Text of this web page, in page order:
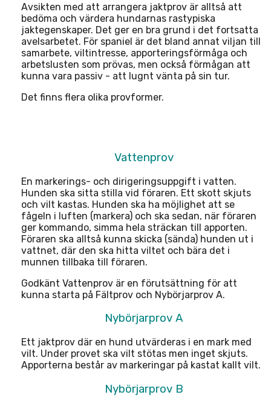
Avsikten med att arrangera jaktprov är alltså att
bedöma och värdera hundarnas rastypiska
jaktegenskaper. Det ger en bra grund i det fortsatta
avelsarbetet. För spaniel är det bland annat viljan till
samarbete, viltintresse, apporteringsförmåga och
arbetslusten som prövas, men också förmågan att
kunna vara passiv - att lugnt vänta på sin tur.
Det finns flera olika provformer.
Vattenprov
En markerings- och dirigeringsuppgift i vatten.
Hunden ska sitta stilla vid föraren. Ett skott skjuts
och vilt kastas. Hunden ska ha möjlighet att se
fågeln i luften (markera) och ska sedan, när föraren
ger kommando, simma hela sträckan till apporten.
Föraren ska alltså kunna skicka (sända) hunden ut i
vattnet, där den ska hitta viltet och bära det i
munnen tillbaka till föraren.
Godkänt Vattenprov är en förutsättning för att
kunna starta på Fältprov och Nybörjarprov A.
Nybörjarprov A
Ett jaktprov där en hund utvärderas i en mark med
vilt. Under provet ska vilt stötas men inget skjuts.
Apporterna består av markeringar på kastat kallt vilt.
Nybörjarprov B